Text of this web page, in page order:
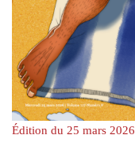
Édition du 25 mars 2026